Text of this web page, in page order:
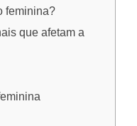
feminina?
que afetam a